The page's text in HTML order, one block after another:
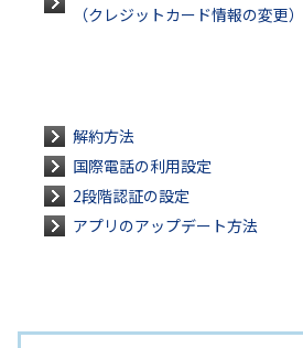
（クレジットカード情報の変更）
解約方法
国際電話の利用設定
2段階認証の設定
アプリのアップデート方法